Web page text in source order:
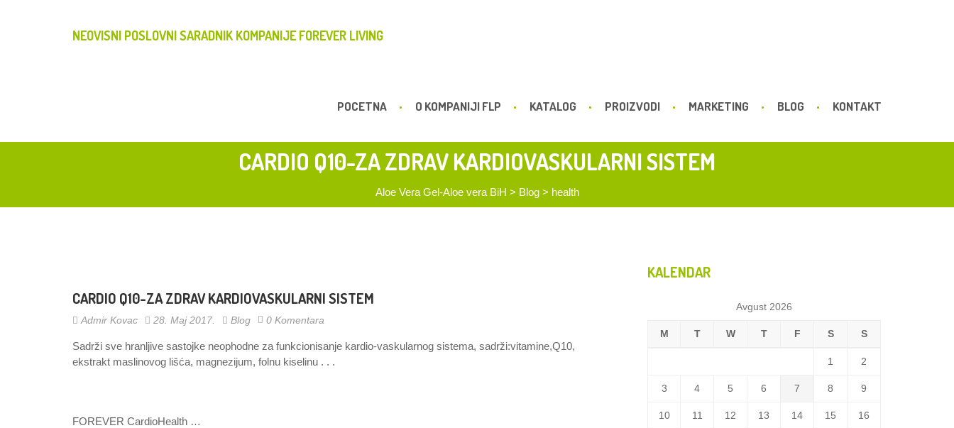
NEOVISNI POSLOVNI SARADNIK KOMPANIJE FOREVER LIVING
POCETNA O KOMPANIJI FLP KATALOG PROIZVODI MARKETING BLOG KONTAKT
CARDIO Q10-ZA ZDRAV KARDIOVASKULARNI SISTEM
Aloe Vera Gel-Aloe vera BiH > Blog> health
CARDIO Q10-ZA ZDRAV KARDIOVASKULARNI SISTEM
Admir Kovac 28. Maj 2017. Blog 0 Komentara
Sadrži sve hranljive sastojke neophodne za funkcionisanje kardio-vaskularnog sistema, sadrži:vitamine,Q10,
ekstrakt maslinovog lišća, magnezijum, folnu kiselinu . . .
FOREVER CardioHealth …
KALENDAR
Avgust 2026
M T W T F S S
1 2
3 4 5 6 7 8 9
10 11 12 13 14 15 16